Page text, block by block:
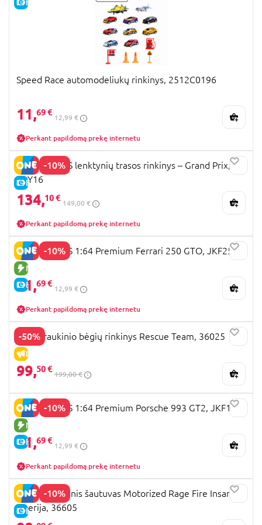
Speed Race automodeliukų rinkinys, 2512C0196
11,69 €
12,99 €
Perkant papildomą prekę internetu
-10%
E-KAINA
HOT WHEELS lenktynių trasos rinkinys – Grand Prix,
JDY16
134,10 €
149,00 €
Perkant papildomą prekę internetu
-10%
NAUJA PREKĖ
E-KAINA
HOT WHEELS 1:64 Premium Ferrari 250 GTO, JKF25
11,69 €
12,99 €
Perkant papildomą prekę internetu
-50%
IŠPARDAVIMAS
BRIO traukinio bėgių rinkinys Rescue Team, 36025
99,50 €
199,00 €
-10%
NAUJA PREKĖ
E-KAINA
HOT WHEELS 1:64 Premium Porsche 993 GT2, JKF16
11,69 €
12,99 €
Perkant papildomą prekę internetu
-10%
E-KAINA
X-SHOT žaislinis šautuvas Motorized Rage Fire Insanity,
1 serija, 36605